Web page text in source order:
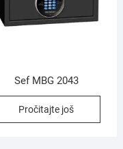
Sef MBG 2043
Pročitajte još